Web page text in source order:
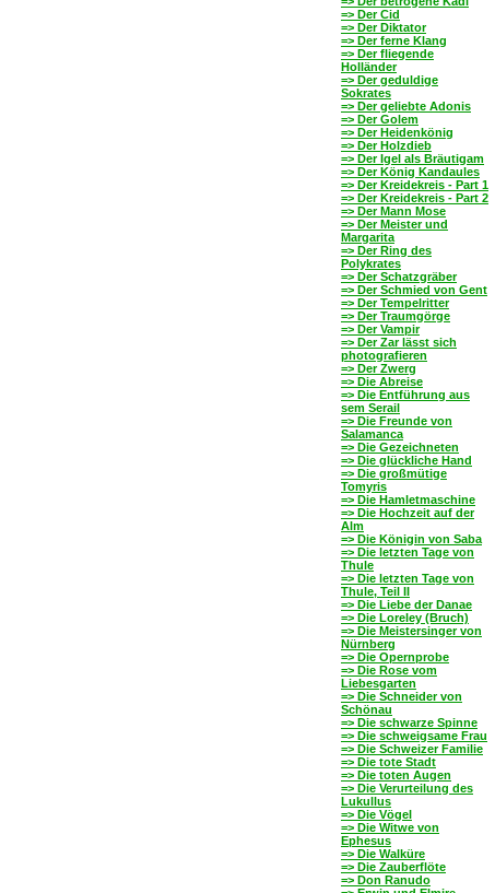
=> Der Cid
=> Der Diktator
=> Der ferne Klang
=> Der fliegende
Holländer
=> Der geduldige
Sokrates
=> Der geliebte Adonis
=> Der Golem
=> Der Heidenkönig
=> Der Holzdieb
=> Der Igel als Bräutigam
=> Der König Kandaules
=> Der Kreidekreis - Part 1
=> Der Kreidekreis - Part 2
=> Der Mann Mose
=> Der Meister und
Margarita
=> Der Ring des
Polykrates
=> Der Schatzgräber
=> Der Schmied von Gent
=> Der Tempelritter
=> Der Traumgörge
=> Der Vampir
=> Der Zar lässt sich
photografieren
=> Der Zwerg
=> Die Abreise
=> Die Entführung aus
sem Serail
=> Die Freunde von
Salamanca
=> Die Gezeichneten
=> Die glückliche Hand
=> Die großmütige
Tomyris
=> Die Hamletmaschine
=> Die Hochzeit auf der
Alm
=> Die Königin von Saba
=> Die letzten Tage von
Thule
=> Die letzten Tage von
Thule, Teil II
=> Die Liebe der Danae
=> Die Loreley (Bruch)
=> Die Meistersinger von
Nürnberg
=> Die Opernprobe
=> Die Rose vom
Liebesgarten
=> Die Schneider von
Schönau
=> Die schwarze Spinne
=> Die schweigsame Frau
=> Die Schweizer Familie
=> Die tote Stadt
=> Die toten Augen
=> Die Verurteilung des
Lukullus
=> Die Vögel
=> Die Witwe von
Ephesus
=> Die Walküre
=> Die Zauberflöte
=> Don Ranudo